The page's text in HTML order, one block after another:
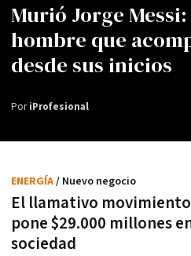
Murió Jorge
hombre que
desde sus inicios
PoriProfesional
El llamativo movimiento
pone $29.000 millones
sociedad
ENERGÍA/ Nuevo negocio